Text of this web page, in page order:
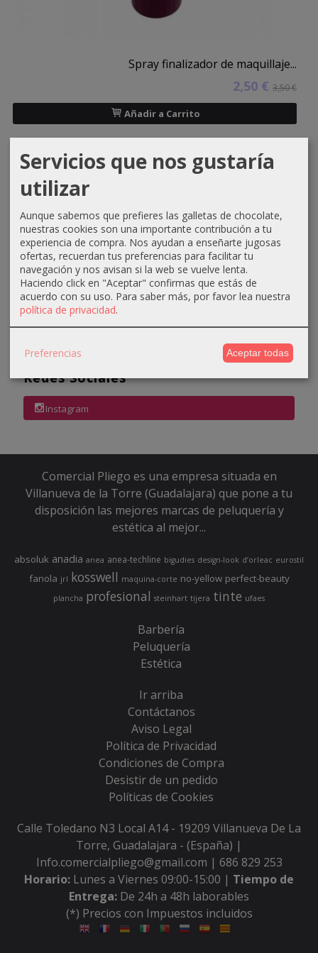
Marcas
Tu Carrito (0)
Redes Sociales
Instagram
Spray finalizador de maquillaje...
2,50 € 3,50 €
Añadir a Carrito
Comercial Pliego es una empresa situada en
Villanueva de la Torre (Guadalajara) que pone a tu
disposición las mejores marcas de peluquería y
estética al mejor...
absoluk anadia anea anea-techline bigudies design-look d’orleac eurostil
fanola jrl kosswell maquina-corte no-yellow perfect-beauty
plancha profesional steinhart tijera tinte ufaes
Barbería
Peluquería
Estética
Ir arriba
Contáctanos
Aviso Legal
Política de Privacidad
Condiciones de Compra
Desistir de un pedido
Políticas de Cookies
Calle Toledano N3 Local A14 - 19209 Villanueva De La
Torre, Guadalajara - (España) |
Info.comercialpliego@gmail.com | 686 829 253
Horario: Lunes a Viernes 09:00-15:00 | Tiempo de
Entrega: De 24h a 48h laborables
(*) Precios con Impuestos incluidos
Servicios que nos gustaría
utilizar
Aunque sabemos que prefieres las galletas de chocolate,
nuestras cookies son una importante contribución a tu
experiencia de compra. Nos ayudan a enseñarte jugosas
ofertas, recuerdan tus preferencias para facilitar tu
navegación y nos avisan si la web se vuelve lenta.
Haciendo click en "Aceptar" confirmas que estás de
acuerdo con su uso. Para saber más, por favor lea nuestra
política de privacidad.
Preferencias Aceptar todas